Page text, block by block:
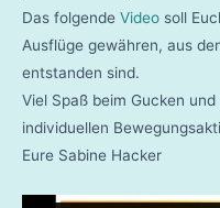
Das folgende Video soll
Ausflüge gewähren, aus
entstanden sind.
Viel Spaß beim Gucken
individuellen
Eure Sabine Hacker